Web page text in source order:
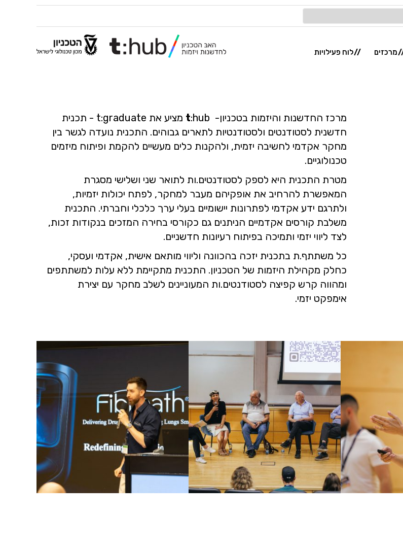
מרכזים לוח פעילויות
מרכז החדשנות והיזמות בטכניון- t
:hub מציע את t:graduate - תכנית
חדשנית לסטודנטים ולסטודנטיות לתארים גבוהים. התכנית נועדה לגשר בין
מחקר אקדמי לחשיבה יזמית, ולהקנות כלים מעשיים להקמת ופיתוח מיזמים
טכנולוגיים.
מטרת התכנית היא לספק לסטודנטים.ות לתואר שני ושלישי מסגרת
המאפשרת להרחיב את אופקיהם מעבר למחקר, לפתח יכולות יזמיות,
ולתרגם ידע אקדמי לפתרונות יישומיים בעלי ערך כלכלי וחברתי. התכנית
משלבת קורסים אקדמיים הניתנים גם כקורסי בחירה המזכים בנקודות זכות,
לצד ליווי יזמי ותמיכה בפיתוח רעיונות חדשניים.
כל משתתף.ת בתכנית יזכה בהכוונה וליווי מותאם אישית, אקדמי ועסקי,
כחלק מקהילת היזמות של הטכניון. התכנית מתקיימת ללא עלות למשתתפים
ומהווה קרש קפיצה לסטודנטים.ות המעוניינים לשלב מחקר עם יצירת
אימפקט יזמי.